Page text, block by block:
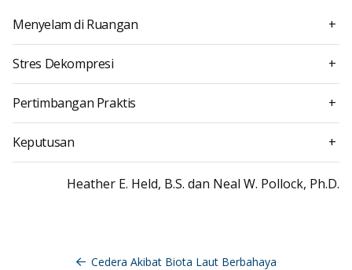
Menyelam di Ruangan
+
Stres Dekompresi +
Pertimbangan Praktis +
Keputusan +
Heather E. Held, B.S. dan Neal W. Pollock, Ph.D.
Cedera Akibat Biota Laut Berbahaya